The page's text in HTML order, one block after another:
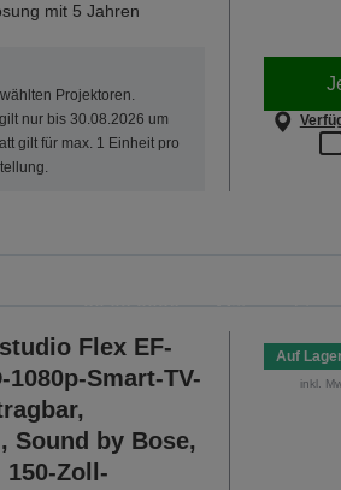
mit 5 Jahren
Projektoren.
nur bis 30.08.2026 um
gilt für max. 1 Einheit pro
ALLE ANGEBOTE ENTDECKEN
Flex EF-
1080p-Smart-TV-
Sound by Bose,
150-Zoll-
Auf
inkl.